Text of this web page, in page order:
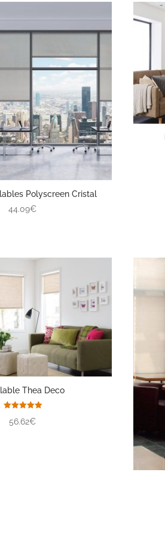
Polyscreen Cristal
44.09€
Thea Deco
con
56.62€